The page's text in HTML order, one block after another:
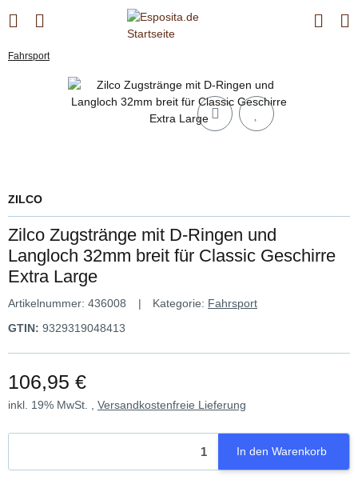
Fahrsport
ZILCO
Zilco Zugstränge mit D-Ringen und
Langloch 32mm breit für Classic Geschirre
Extra Large
Artikelnummer: 436008 Kategorie: Fahrsport
GTIN: 9329319048413
106,95 €
inkl. 19% MwSt. , Versandkostenfreie Lieferung
In den Warenkorb